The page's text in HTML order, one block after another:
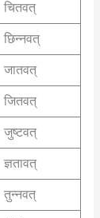
चितवत्
छिन्नवत्
जातवत्
जितवत्
जुष्टवत्
ज्ञतावत्
तुन्नवत्